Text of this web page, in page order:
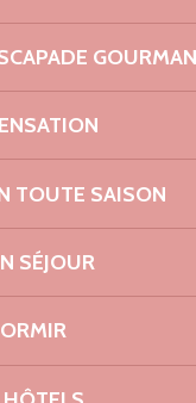
TOUTE SAISON
SÉJOUR
aux favoris
vibre au
culturels
populaire,
et vivante dans
traditions
Il y en a
Consultez
unique